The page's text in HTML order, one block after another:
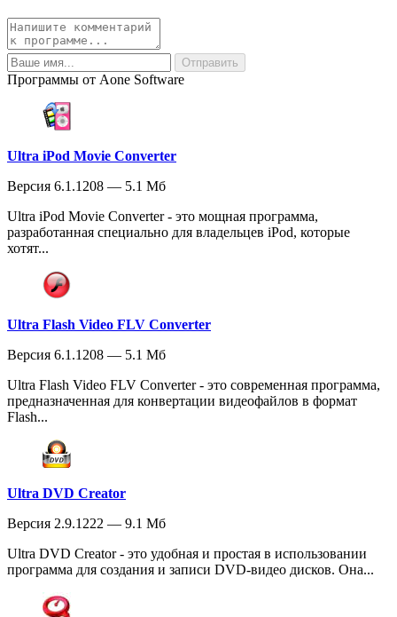
Программы от Aone Software
Ultra iPod Movie Converter
Версия 6.1.1208 — 5.1 Мб
Ultra iPod Movie Converter - это мощная программа,
разработанная специально для владельцев iPod, которые
хотят...
Ultra Flash Video FLV Converter
Версия 6.1.1208 — 5.1 Мб
Ultra Flash Video FLV Converter - это современная программа,
предназначенная для конвертации видеофайлов в формат
Flash...
Ultra DVD Creator
Версия 2.9.1222 — 9.1 Мб
Ultra DVD Creator - это удобная и простая в использовании
программа для создания и записи DVD-видео дисков. Она...